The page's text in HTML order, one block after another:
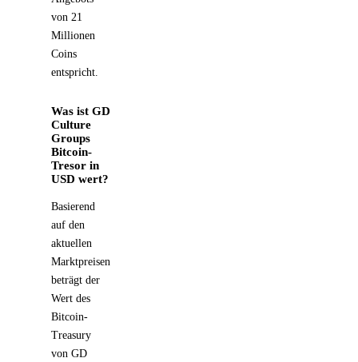
von 21
Millionen
Coins
entspricht.
Was ist GD
Culture
Groups
Bitcoin-
Tresor in
USD wert?
Basierend
auf den
aktuellen
Marktpreisen
beträgt der
Wert des
Bitcoin-
Treasury
von GD